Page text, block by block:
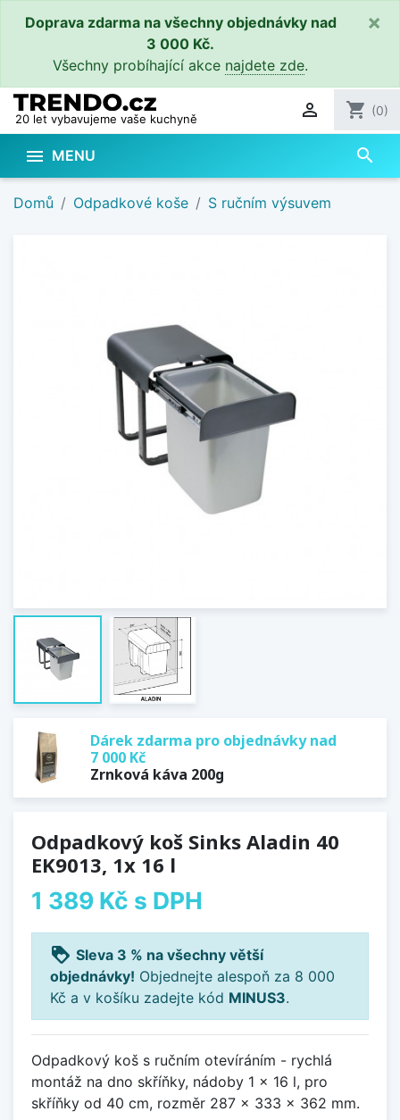
Doprava zdarma na všechny objednávky nad
3 000 Kč.
Všechny probíhající akce najdete zde.
×
20 let vybavujeme vaše kuchyně  shopping_cart (0)
 MENU search
Domů Odpadkové koše S ručním výsuvem
Dárek zdarma pro objednávky nad
7 000 Kč
Zrnková káva 200g
Odpadkový koš Sinks Aladin 40
EK9013, 1x 16 l
1 389 Kč s DPH
loyalty Sleva 3 % na všechny větší
objednávky! Objednejte alespoň za 8 000
Kč a v košíku zadejte kód MINUS3.
Odpadkový koš s ručním otevíráním - rychlá
montáž na dno skříňky, nádoby 1 x 16 l, pro
skříňky od 40 cm, rozměr 287 x 333 x 362 mm.